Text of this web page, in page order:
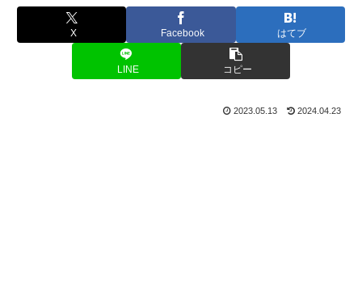
X Facebook はてブ
LINE コピー
2023.05.13 2024.04.23